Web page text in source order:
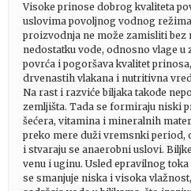
Visoke prinose dobrog kvaliteta
uslovima povoljnog vodnog
proizvodnja ne može zamisliti bez
nedostatku vode, odnosno vlage
povrća i pogoršava kvalitet
drvenastih vlakana i nutritivna
Na rast i razviće biljaka takođe
zemljišta. Tada se formiraju niski
šećera, vitamina i mineralnih
preko mere duži vremsnki period,
i stvaraju se anaerobni uslovi.
venu i uginu. Usled epravilnog
se smanjuje niska i visoka